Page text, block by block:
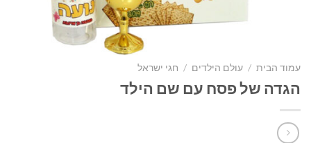
עמוד הבית עולם הילדים חגי ישראל
הגדה של פסח עם שם הילד